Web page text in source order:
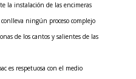
la instalación de las encimeras
ningún proceso complejo
de los cantos y salientes de las
es respetuosa con el medio